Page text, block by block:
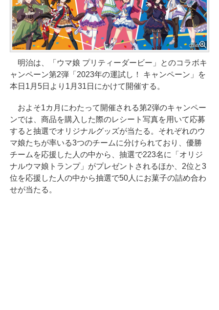
明治は、「ウマ娘 プリティーダービー」とのコラボキ
ャンペーン第2弾「2023年の運試し！ キャンペーン」を
本日1月5日より1月31日にかけて開催する。
およそ1カ月にわたって開催される第2弾のキャンペー
ンでは、商品を購入した際のレシート写真を用いて応募
すると抽選でオリジナルグッズが当たる。それぞれのウ
マ娘たちが率いる3つのチームに分けられており、優勝
チームを応援した人の中から、抽選で223名に「オリジ
ナルウマ娘トランプ」がプレゼントされるほか、2位と3
位を応援した人の中から抽選で50人にお菓子の詰め合わ
せが当たる。